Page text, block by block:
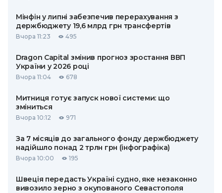
Мінфін у липні забезпечив перерахування з
держбюджету 19,6 млрд грн трансфертів
Вчора 11:23 495
Dragon Capital змінив прогноз зростання ВВП
України у 2026 році
Вчора 11:04 678
Митниця готує запуск нової системи: що
зміниться
Вчора 10:12 971
За 7 місяців до загального фонду держбюджету
надійшло понад 2 трлн грн (інфографіка)
Вчора 10:00 195
Швеція передасть Україні судно, яке незаконно
вивозило зерно з окупованого Севастополя